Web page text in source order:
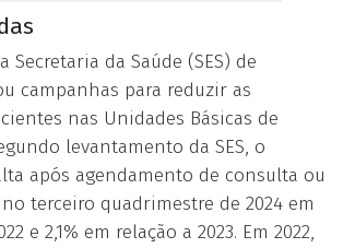
Secretaria da Saúde (SES) de
campanhas para reduzir as
nas Unidades Básicas de
levantamento da SES, o
após agendamento de consulta ou
terceiro quadrimestre de 2024 em
e 2,1% em relação a 2023. Em 2022,